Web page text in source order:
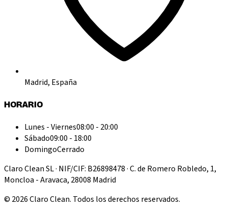
Madrid, España
HORARIO
Lunes - Viernes08:00 - 20:00
Sábado09:00 - 18:00
DomingoCerrado
Claro Clean SL · NIF/CIF: B26898478 · C. de Romero Robledo, 1,
Moncloa - Aravaca, 28008 Madrid
© 2026Claro Clean. Todos los derechos reservados.